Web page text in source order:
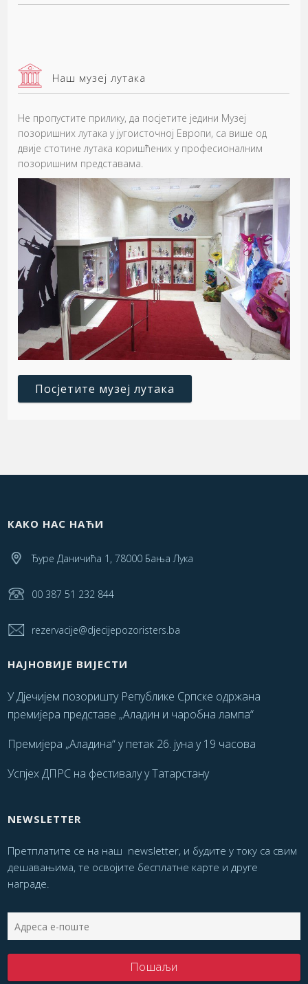
Наш музеј лутака
Не пропустите прилику, да посјетите једини Музеј
позоришних лутака у југоисточној Европи, са више од
двије стотине лутака коришћених у професионалним
позоришним представама.
Посјетите музеј лутака
КАКО НАС НАЋИ
Ђуре Даничића 1, 78000 Бања Лука
00 387 51 232 844
rezervacije@djecijepozoristers.ba
НАЈНОВИЈЕ ВИЈЕСТИ
У Дјечијем позоришту Републике Српске одржана
премијера представе „Аладин и чаробна лампа“
Премијера „Аладина“ у петак 26. јуна у 19 часова
Успјех ДПРС на фестивалу у Татарстану
NEWSLETTER
Претплатите се на наш newsletter, и будите у току са свим
дешавањима, те освојите бесплатне карте и друге
награде.